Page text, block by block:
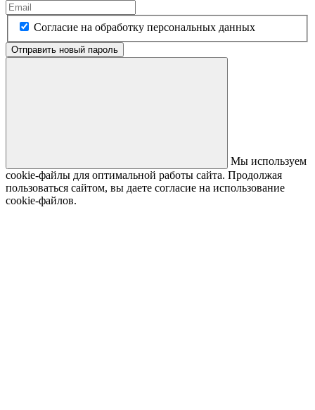
Согласие на обработку персональных данных
Отправить новый пароль
Мы используем
cookie-файлы для оптимальной работы сайта. Продолжая
пользоваться сайтом, вы даете согласие на использование
cookie-файлов.